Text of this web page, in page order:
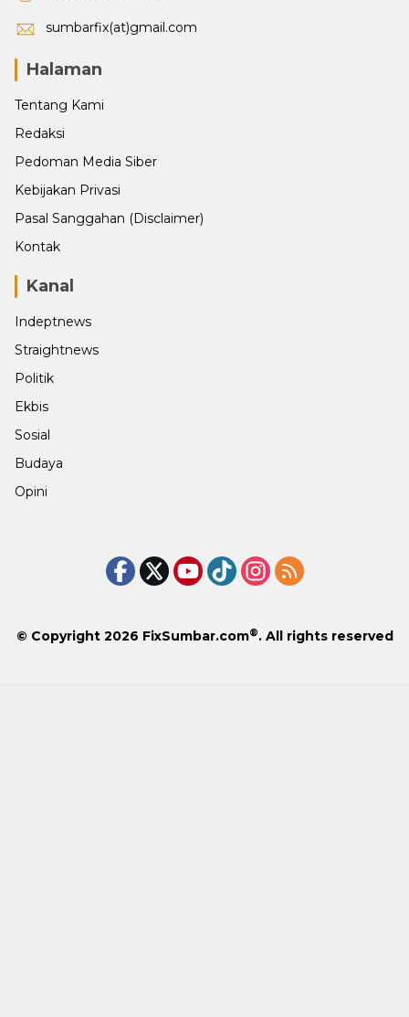
sumbarfix(at)gmail.com
Halaman
Tentang Kami
Redaksi
Pedoman Media Siber
Kebijakan Privasi
Pasal Sanggahan (Disclaimer)
Kontak
Kanal
Indeptnews
Straightnews
Politik
Ekbis
Sosial
Budaya
Opini
© Copyright 2026 FixSumbar.com®. All rights reserved